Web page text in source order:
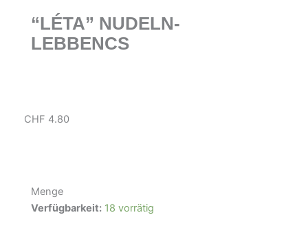
“LÉTA” NUDELN-
LEBBENCS
CHF 4.80
Menge
Verfügbarkeit: 18 vorrätig
"Léta"